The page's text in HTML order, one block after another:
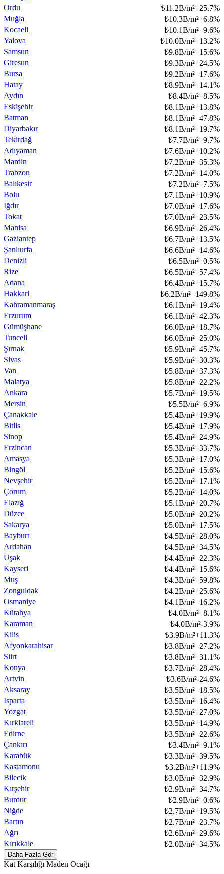
Ordu
₺11.2B/m²+25.7%
Muğla
₺10.3B/m²+6.8%
Kocaeli
₺10.1B/m²+9.6%
Yalova
₺10.0B/m²+13.2%
Samsun
₺9.8B/m²+15.6%
Giresun
₺9.3B/m²+24.5%
Bursa
₺9.2B/m²+17.6%
Hatay
₺8.9B/m²+14.1%
Aydın
₺8.4B/m²+8.5%
Eskişehir
₺8.1B/m²+13.8%
Batman
₺8.1B/m²+47.8%
Diyarbakır
₺8.1B/m²+19.7%
Tekirdağ
₺7.7B/m²+9.7%
Adıyaman
₺7.6B/m²+10.2%
Mardin
₺7.2B/m²+35.3%
Trabzon
₺7.2B/m²+14.0%
Balıkesir
₺7.2B/m²+7.5%
Bolu
₺7.1B/m²+10.9%
Iğdır
₺7.0B/m²+17.6%
Tokat
₺7.0B/m²+23.5%
Manisa
₺6.9B/m²+26.4%
Gaziantep
₺6.7B/m²+13.5%
Şanlıurfa
₺6.6B/m²+14.6%
Denizli
₺6.5B/m²+0.5%
Rize
₺6.5B/m²+57.4%
Adana
₺6.4B/m²+15.7%
Hakkari
₺6.2B/m²+149.8%
Kahramanmaraş
₺6.1B/m²+19.4%
Erzurum
₺6.1B/m²+42.3%
Gümüşhane
₺6.0B/m²+18.7%
Tunceli
₺6.0B/m²+25.0%
Şırnak
₺5.9B/m²+45.7%
Sivas
₺5.9B/m²+30.3%
Van
₺5.8B/m²+37.3%
Malatya
₺5.8B/m²+22.2%
Ankara
₺5.7B/m²+19.5%
Mersin
₺5.5B/m²+6.9%
Çanakkale
₺5.4B/m²+19.9%
Bitlis
₺5.4B/m²+17.9%
Sinop
₺5.4B/m²+24.9%
Erzincan
₺5.3B/m²+33.7%
Amasya
₺5.3B/m²+17.0%
Bingöl
₺5.2B/m²+15.6%
Nevşehir
₺5.2B/m²+17.1%
Çorum
₺5.2B/m²+14.0%
Elazığ
₺5.1B/m²+20.7%
Düzce
₺5.0B/m²+20.2%
Sakarya
₺5.0B/m²+17.5%
Bayburt
₺4.5B/m²+28.0%
Ardahan
₺4.5B/m²+34.5%
Uşak
₺4.4B/m²+22.3%
Kayseri
₺4.4B/m²+15.6%
Muş
₺4.3B/m²+59.8%
Zonguldak
₺4.2B/m²+25.6%
Osmaniye
₺4.1B/m²+16.2%
Kütahya
₺4.0B/m²+8.1%
Karaman
₺4.0B/m²-3.9%
Kilis
₺3.9B/m²+11.3%
Afyonkarahisar
₺3.8B/m²+27.2%
Siirt
₺3.8B/m²+31.1%
Konya
₺3.7B/m²+28.4%
Artvin
₺3.6B/m²-24.6%
Aksaray
₺3.5B/m²+18.5%
Isparta
₺3.5B/m²+16.4%
Yozgat
₺3.5B/m²+27.0%
Kırklareli
₺3.5B/m²+14.9%
Edirne
₺3.5B/m²+22.6%
Çankırı
₺3.4B/m²+9.1%
Karabük
₺3.3B/m²+39.5%
Kastamonu
₺3.2B/m²+11.9%
Bilecik
₺3.0B/m²+32.9%
Kırşehir
₺2.9B/m²+34.7%
Burdur
₺2.9B/m²+0.6%
Niğde
₺2.7B/m²+19.5%
Bartın
₺2.7B/m²+23.7%
Ağrı
₺2.6B/m²+29.6%
Kırıkkale
₺2.0B/m²+34.5%
Daha Fazla Gör
Kat Karşılığı Maden Ocağı